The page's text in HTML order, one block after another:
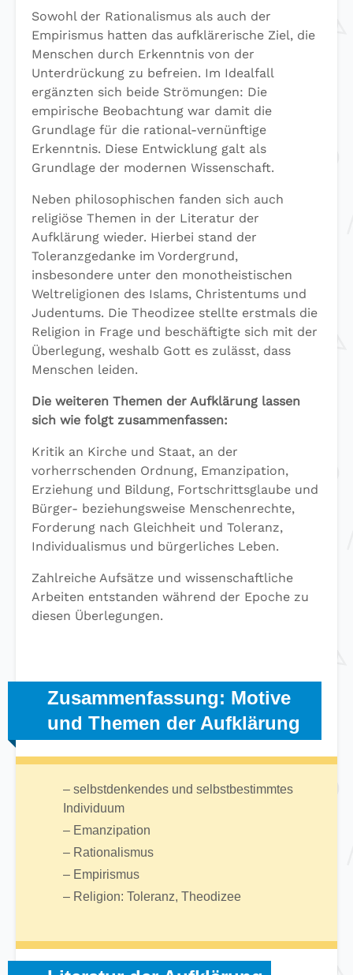
Sowohl der Rationalismus als auch der
Empirismus hatten das aufklärerische Ziel, die
Menschen durch Erkenntnis von der
Unterdrückung zu befreien. Im Idealfall
ergänzten sich beide Strömungen: Die
empirische Beobachtung war damit die
Grundlage für die rational-vernünftige
Erkenntnis. Diese Entwicklung galt als
Grundlage der modernen Wissenschaft.
Neben philosophischen fanden sich auch
religiöse Themen in der Literatur der
Aufklärung wieder. Hierbei stand der
Toleranzgedanke im Vordergrund,
insbesondere unter den monotheistischen
Weltreligionen des Islams, Christentums und
Judentums. Die Theodizee stellte erstmals die
Religion in Frage und beschäftigte sich mit der
Überlegung, weshalb Gott es zulässt, dass
Menschen leiden.
Die weiteren Themen der Aufklärung lassen
sich wie folgt zusammenfassen:
Kritik an Kirche und Staat, an der
vorherrschenden Ordnung, Emanzipation,
Erziehung und Bildung, Fortschrittsglaube und
Bürger- beziehungsweise Menschenrechte,
Forderung nach Gleichheit und Toleranz,
Individualismus und bürgerliches Leben.
Zahlreiche Aufsätze und wissenschaftliche
Arbeiten entstanden während der Epoche zu
diesen Überlegungen.
Zusammenfassung: Motive
und Themen der Aufklärung
– selbstdenkendes und selbstbestimmtes
Individuum
– Emanzipation
– Rationalismus
– Empirismus
– Religion: Toleranz, Theodizee